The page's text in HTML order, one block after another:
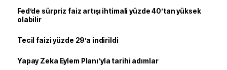
Fed’de sürpriz faiz artışı ihtimali yüzde 40’tan yüksek
olabilir
Tecil faizi yüzde 29’a indirildi
Yapay Zeka Eylem Planı’yla tarihi adımlar